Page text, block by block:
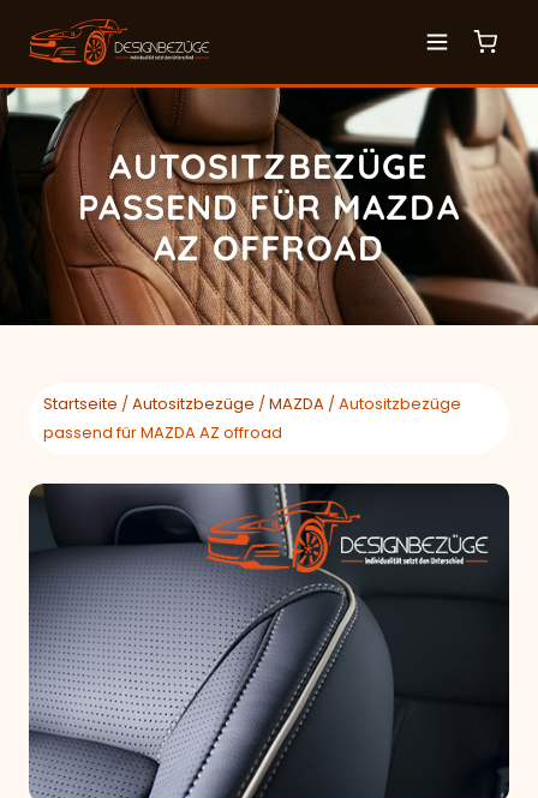
AUTOSITZBEZÜGE
PASSEND FÜR MAZDA
AZ OFFROAD
Startseite /Autositzbezüge /MAZDA / Autositzbezüge
passend für MAZDA AZ offroad